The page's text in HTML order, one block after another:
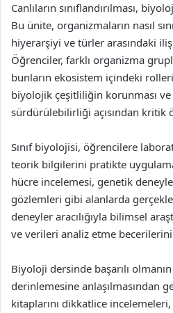
Canlıların sınıflandırılması,
Bu ünite, organizmaların nasıl
hiyerarşiyi ve türler arasındaki
Öğrenciler, farklı organizma
bunların ekosistem içindeki
biyolojik çeşitliliğin korunması
sürdürülebilirliği açısından kritik
Sınıf biyolojisi, öğrencilere
teorik bilgilerini pratikte
hücre incelemesi, genetik
gözlemleri gibi alanlarda
deneyler aracılığıyla bilimsel
ve verileri analiz etme
Biyoloji dersinde başarılı
derinlemesine anlaşılmasından
kitaplarını dikkatlice